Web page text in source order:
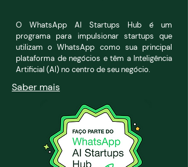
O WhatsApp AI Startups Hub é um
programa para impulsionar startups que
utilizam o WhatsApp como sua principal
plataforma de negócios e têm a Inteligência
Artificial (AI) no centro de seu negócio.
Saber mais